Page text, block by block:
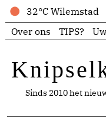
32°C Wilemstad
Over ons
TIPS?
Sinds 2010 het